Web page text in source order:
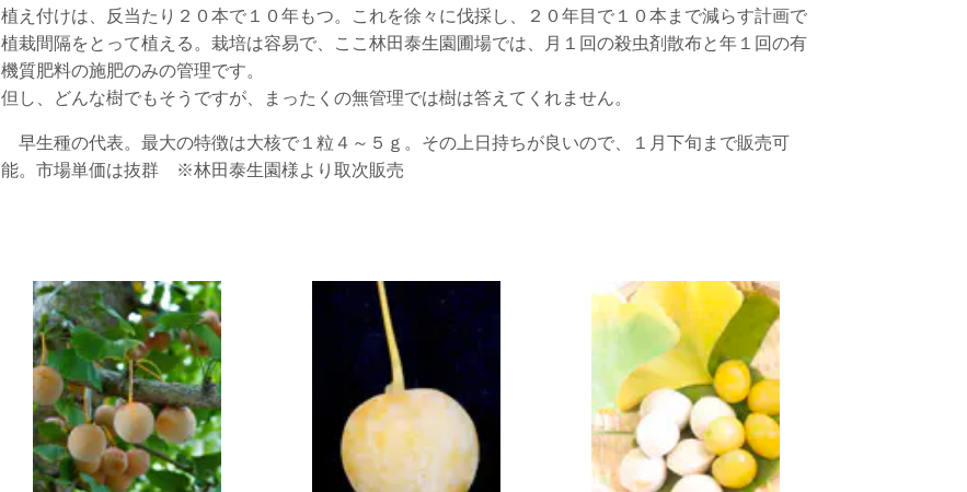
植え付けは、反当たり２０本で１０年もつ。これを徐々に伐採し、２０年目で１０本まで減らす計画で
植栽間隔をとって植える。栽培は容易で、ここ林田泰生園圃場では、月１回の殺虫剤散布と年１回の有
機質肥料の施肥のみの管理です。
但し、どんな樹でもそうですが、まったくの無管理では樹は答えてくれません。
早生種の代表。最大の特徴は大核で１粒４～５ｇ。その上日持ちが良いので、１月下旬まで販売可
能。市場単価は抜群 ※林田泰生園様より取次販売